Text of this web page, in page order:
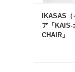
IKASAS（
ア「KAIS-
CHAIR」